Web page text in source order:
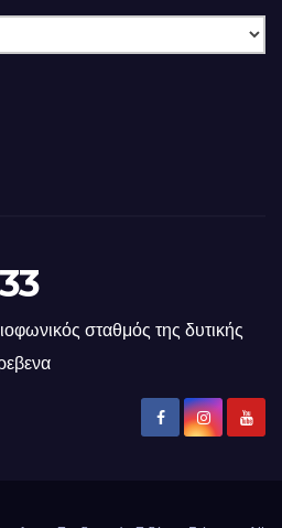
σταθμός της δυτικής